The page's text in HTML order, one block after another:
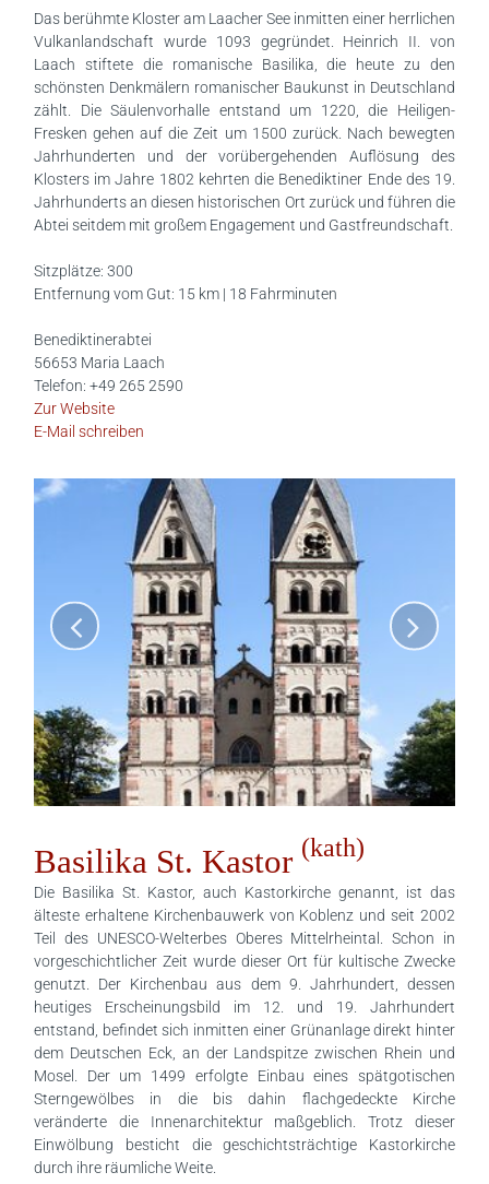
Das berühmte Kloster am Laacher See inmitten einer herrlichen
Vulkanlandschaft wurde 1093 gegründet. Heinrich II. von
Laach stiftete die romanische Basilika, die heute zu den
schönsten Denkmälern romanischer Baukunst in Deutschland
zählt. Die Säulenvorhalle entstand um 1220, die Heiligen-
Fresken gehen auf die Zeit um 1500 zurück. Nach bewegten
Jahrhunderten und der vorübergehenden Auflösung des
Klosters im Jahre 1802 kehrten die Benediktiner Ende des 19.
Jahrhunderts an diesen historischen Ort zurück und führen die
Abtei seitdem mit großem Engagement und Gastfreundschaft.
Sitzplätze: 300
Entfernung vom Gut: 15 km | 18 Fahrminuten
Benediktinerabtei
56653 Maria Laach
Telefon: +49 265 2590
Zur Website
E-Mail schreiben
Basilika St. Kastor (kath)
Die Basilika St. Kastor, auch Kastorkirche genannt, ist das
älteste erhaltene Kirchenbauwerk von Koblenz und seit 2002
Teil des UNESCO-Welterbes Oberes Mittelrheintal. Schon in
vorgeschichtlicher Zeit wurde dieser Ort für kultische Zwecke
genutzt. Der Kirchenbau aus dem 9. Jahrhundert, dessen
heutiges Erscheinungsbild im 12. und 19. Jahrhundert
entstand, befindet sich inmitten einer Grünanlage direkt hinter
dem Deutschen Eck, an der Landspitze zwischen Rhein und
Mosel. Der um 1499 erfolgte Einbau eines spätgotischen
Sterngewölbes in die bis dahin flachgedeckte Kirche
veränderte die Innenarchitektur maßgeblich. Trotz dieser
Einwölbung besticht die geschichtsträchtige Kastorkirche
durch ihre räumliche Weite.